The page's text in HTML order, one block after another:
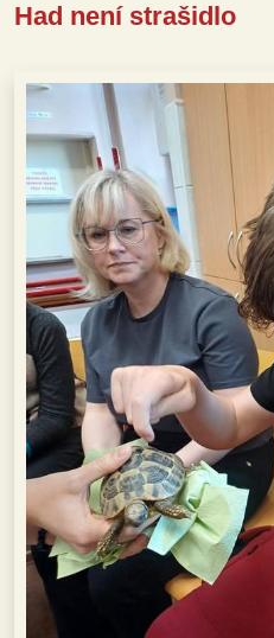
Had není strašidlo